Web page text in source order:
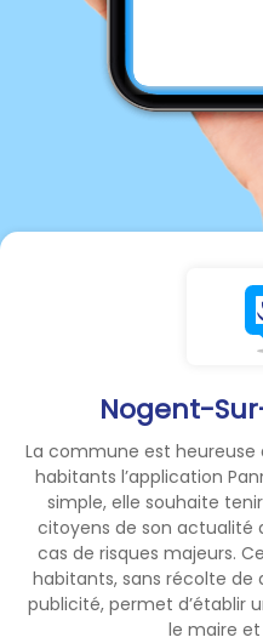
Nogent-
La commune est
habitants l’application
simple, elle souhaite
citoyens de son actualité
cas de risques majeurs.
habitants, sans récolte de
publicité, permet d’établir
le maire
03.25.37.69.42